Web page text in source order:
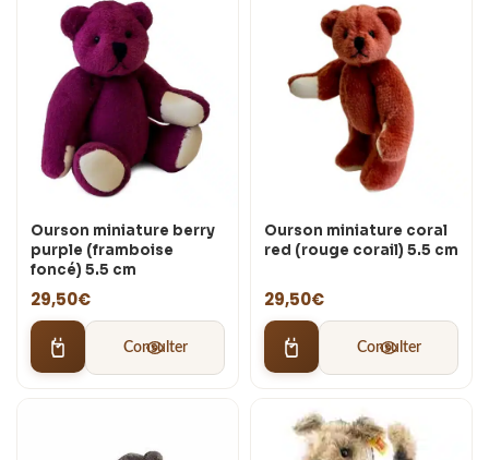
Ourson miniature berry
purple (framboise
foncé) 5.5 cm
29,50€
Consulter
Ourson miniature coral
red (rouge corail) 5.5 cm
29,50€
Consulter